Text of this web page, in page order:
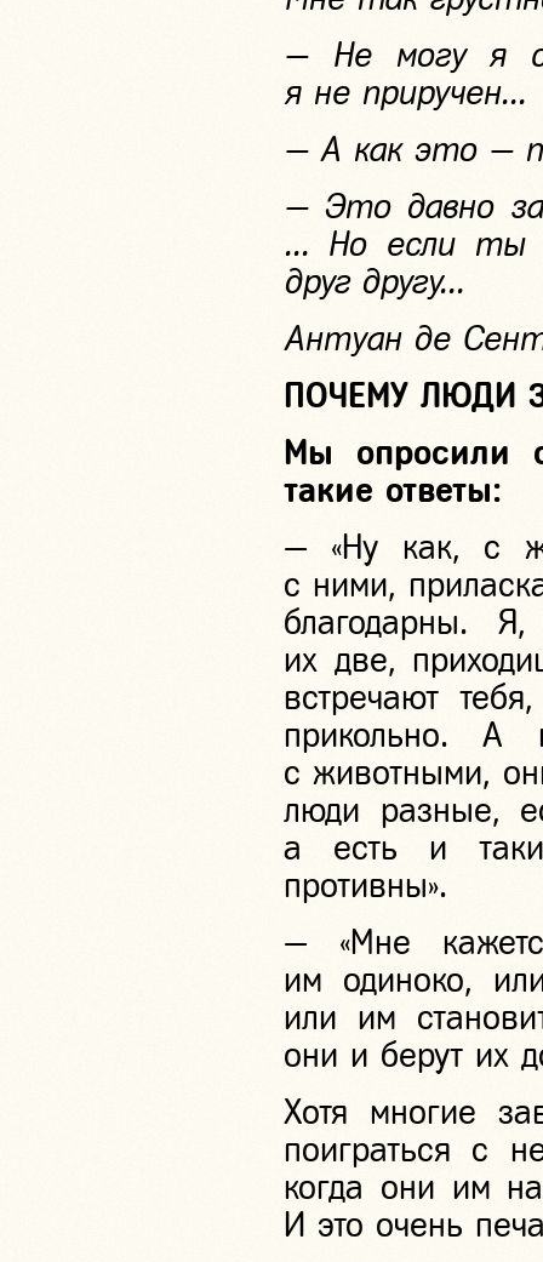
— Не могу я
я не приручен...
— А как это —
— Это давно
... Но если ты
друг другу...
Антуан де
ПОЧЕМУ ЛЮДИ
Мы опросили
такие ответы:
— «Ну как, с
с ними,
благодарны.
их две,
встречают
прикольно. А
с животными,
люди разные,
а есть и
противны».
— «Мне
им одиноко,
или им
они и берут их
Хотя многие
поиграться с
когда они им
И это очень